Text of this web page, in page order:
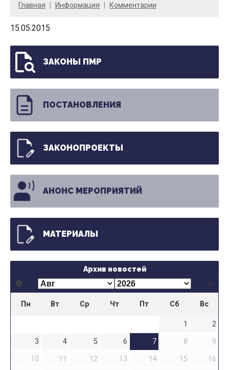
Главная Информация Комментарии
15.05.2015
ЗАКОНЫ ПМР
ПОСТАНОВЛЕНИЯ
ЗАКОНОПРОЕКТЫ
АНОНС МЕРОПРИЯТИЙ
МАТЕРИАЛЫ
Архив новостей
Пн Вт Ср Чт Пт Сб Вс
1
2
3
4 5 6 7 8
9
10
11 12 13 14 15
16